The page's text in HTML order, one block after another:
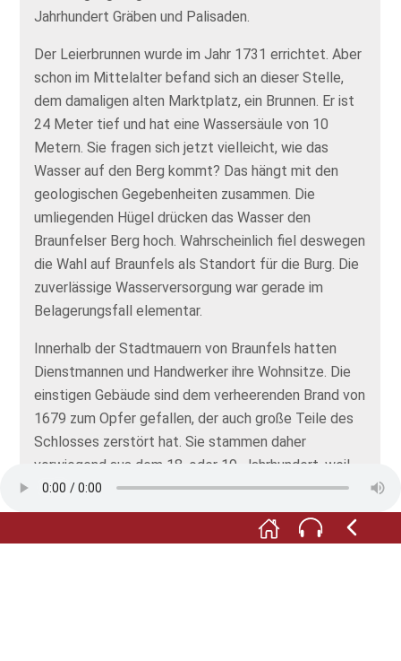
Jahrhundert Gräben und Palisaden.
Der Leierbrunnen wurde im Jahr 1731 errichtet. Aber
schon im Mittelalter befand sich an dieser Stelle,
dem damaligen alten Marktplatz, ein Brunnen. Er ist
24 Meter tief und hat eine Wassersäule von 10
Metern. Sie fragen sich jetzt vielleicht, wie das
Wasser auf den Berg kommt? Das hängt mit den
geologischen Gegebenheiten zusammen. Die
umliegenden Hügel drücken das Wasser den
Braunfelser Berg hoch. Wahrscheinlich fiel deswegen
die Wahl auf Braunfels als Standort für die Burg. Die
zuverlässige Wasserversorgung war gerade im
Belagerungsfall elementar.
Innerhalb der Stadtmauern von Braunfels hatten
Dienstmannen und Handwerker ihre Wohnsitze. Die
einstigen Gebäude sind dem verheerenden Brand von
1679 zum Opfer gefallen, der auch große Teile des
Schlosses zerstört hat. Sie stammen daher
vorwiegend aus dem 18. oder 19. Jahrhundert, weil
sie nach dem Brand wieder aufgebaut wurden.
Von hier aus können Sie bergaufwärts die